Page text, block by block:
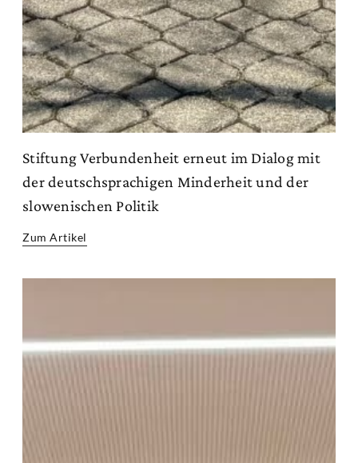
Stiftung Verbundenheit erneut im Dialog mit
der deutschsprachigen Minderheit und der
slowenischen Politik
Zum Artikel